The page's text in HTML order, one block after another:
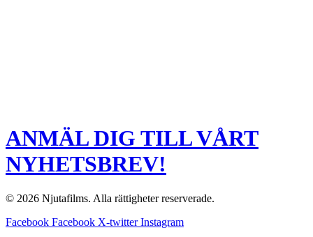
ANMÄL DIG TILL VÅRT
NYHETSBREV!
© 2026 Njutafilms. Alla rättigheter reserverade.
Facebook Facebook X-twitter Instagram